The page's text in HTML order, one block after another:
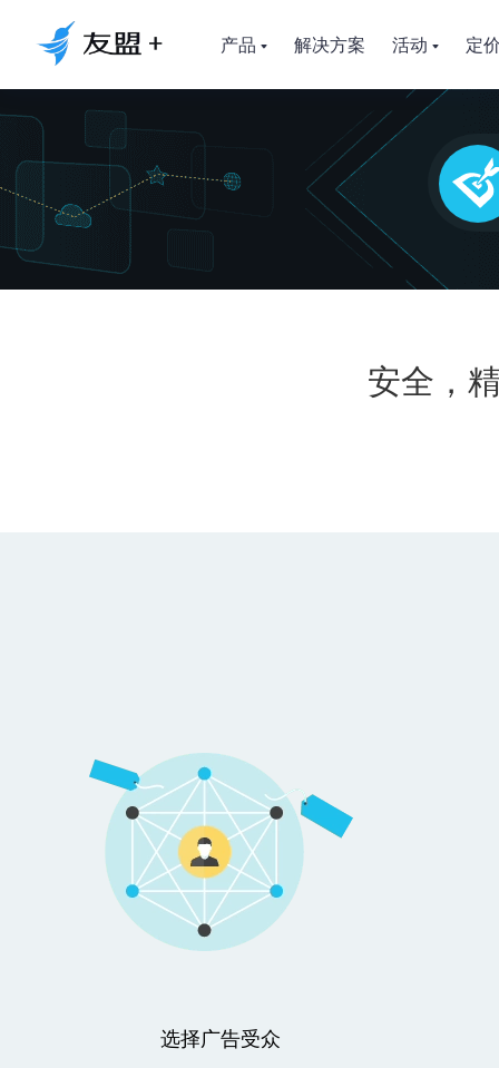
产品 解决方案 活动 定
安全，
选择广告受众